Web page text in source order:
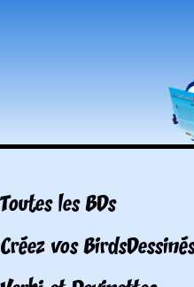
Toutes les BDs
Créez vos